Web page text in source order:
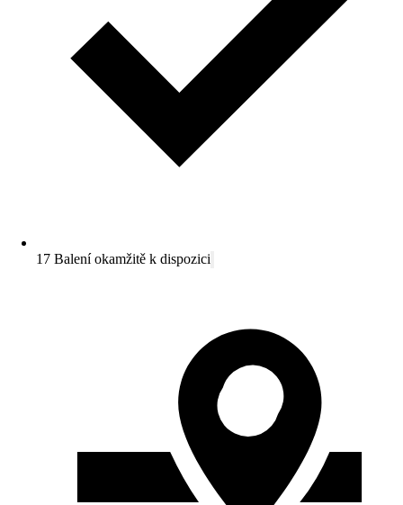
17 Balení okamžitě k dispozici